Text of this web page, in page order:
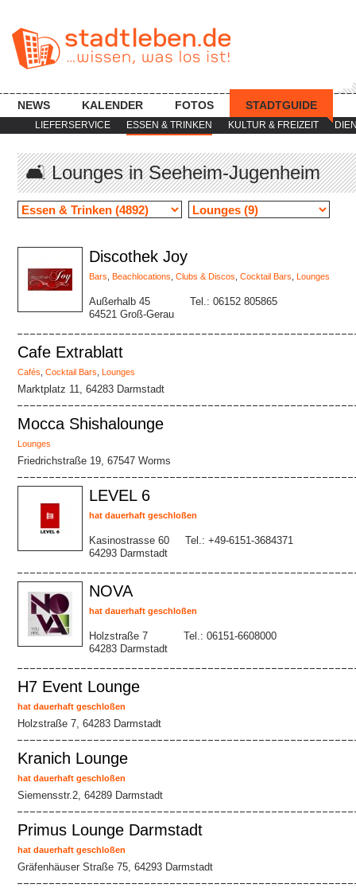
LIEFERSERVICE ESSEN & TRINKEN KULTUR & FREIZEIT
NEWS KALENDER FOTOS STADTGUIDE
🛋 Lounges in Seeheim-Jugenheim
Discothek Joy
Bars Beachlocations Clubs & Discos Cocktail Bars Lounges
Außerhalb 45
64521 Groß-Gerau
Tel.: 06152 805865
Cafe Extrablatt
Cafés Cocktail Bars Lounges
Marktplatz 11, 64283 Darmstadt
Mocca Shishalounge
Lounges
Friedrichstraße 19, 67547 Worms
LEVEL 6
hat dauerhaft geschloßen
Kasinostrasse 60
64293 Darmstadt
Tel.: +49-6151-3684371
NOVA
hat dauerhaft geschloßen
Holzstraße 7
64283 Darmstadt
Tel.: 06151-6608000
H7 Event Lounge
hat dauerhaft geschloßen
Holzstraße 7, 64283 Darmstadt
Kranich Lounge
hat dauerhaft geschloßen
Siemensstr.2, 64289 Darmstadt
Primus Lounge Darmstadt
hat dauerhaft geschloßen
Gräfenhäuser Straße 75, 64293 Darmstadt